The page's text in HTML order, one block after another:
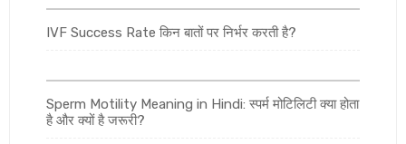
IVF Success Rate किन बातों पर निर्भर करती है?
Sperm Motility Meaning in Hindi: स्पर्म मोटिलिटी क्या होता
है और क्यों है जरूरी?